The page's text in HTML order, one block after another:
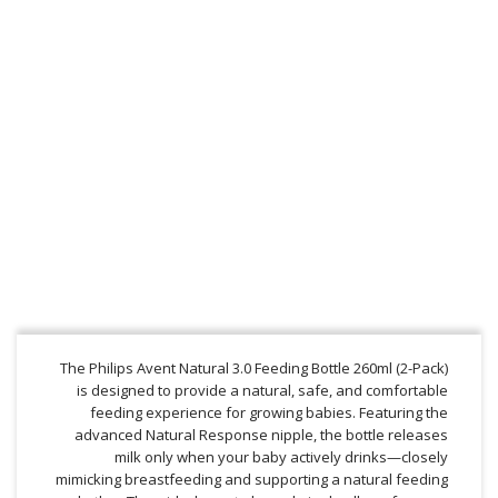
The Philips Avent Natural 3.0 Feeding Bottle 260ml (2-Pack)
is designed to provide a natural, safe, and comfortable
feeding experience for growing babies. Featuring the
advanced Natural Response nipple, the bottle releases
milk only when your baby actively drinks—closely
mimicking breastfeeding and supporting a natural feeding